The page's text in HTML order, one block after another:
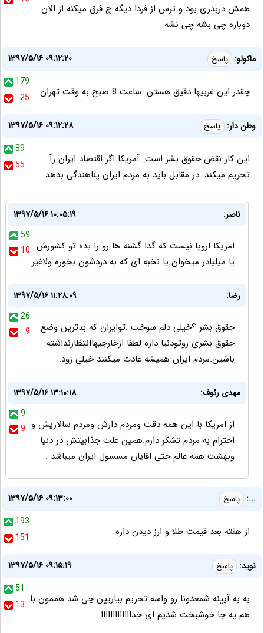
همش دربدری بود و ترس از فردا دیگه چ فرق میکنه از الان
دوباره چی بشه چی نشه
ماکولو: پاسخ
۱۳۹۷/۵/۱۶ ۰۹:۱۲:۲۰
179
25
چقدر این غربیها دقیق هستن. ساعت 8 صبح به وقت تهران
وطن دار: پاسخ
۱۳۹۷/۵/۱۶ ۰۹:۱۲:۲۸
89
55
این کار نقض حقوق بشر است. آمریکا اگر اقتصاد ایران رآ
تحریم میکند. در مقابل باید به مردم ایران پناهندگی بدهد.
ناصر:
۱۳۹۷/۵/۱۶ ۱۰:۰۵:۱۹
59
10 امریکا اروپا نیست که گدا گشنه ها رو را بده تو کشورش
یا میلیادر میخوان یا نخبه ای که به دردشون بخوره ولاغیر
رضا:
۱۳۹۷/۵/۱۶ ۱۱:۲۸:۰۹
26
9
حقوق بشر ؟خیلی دلم سوخت .توایران که بدترین وضع
حقوق بشری روتودنیا داره لطفا ازخارجیهاانتظارنداشته
باشین.مردم ایران همیشه عادت میکنند خیلی زود.
مهدی رئوف:
۱۳۹۷/۵/۱۶ ۱۳:۱۰:۱۸
9
9 از امریکا با این همه دقت ومردم دارش ومردم سالاریش و
احترام به مردم تشکر دارم.همین علت جذابیتش در دنیا
وبهشت همه عالم حتی اقایان مسسول ایران میباشد .
...: پاسخ
۱۳۹۷/۵/۱۶ ۰۹:۱۳:۰۰
193
151
از هفته بعد قیمت طلا و ارز دیدن داره
نوید: پاسخ
۱۳۹۷/۵/۱۶ ۰۹:۱۵:۱۹
51
13 به به آیینه شمعدونا رو واسه تحریم بیاریین چی شد هممون با
هم یه جا خوشبخت شدیم ای خِدااااااااااااا